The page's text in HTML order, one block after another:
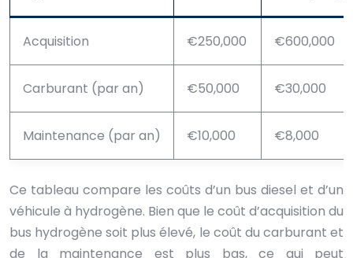
Acquisition €250,000 €600,000
Carburant (par an) €50,000 €30,000
Maintenance (par an) €10,000 €8,000
Ce tableau compare les coûts d’un bus diesel et d’un
véhicule à hydrogène. Bien que le coût d’acquisition du
bus hydrogène soit plus élevé, le coût du carburant et
de la maintenance est plus bas, ce qui peut